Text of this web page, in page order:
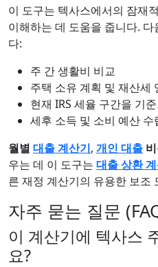
이 도구는 텍사스에서의 잠재
이해하는 데 도움을 줍니다.
다:
주 간 생활비 비교
주택 소유 계획 및 재산세
현재 IRS 세율 구간을 기
세후 소득 및 소비 예산 수
월별 대출 계산기, 개인 대출
우는 데 이 도구는 대출 상환
른 재정 계산기의 유용한 보조
자주 묻는 질문
이 계산기에 텍사스
요?